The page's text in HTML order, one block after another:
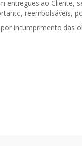
ao Cliente,
reembolsáveis,
incumprimento das